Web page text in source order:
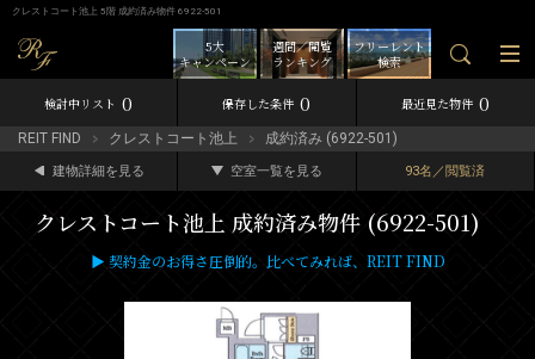
クレストコート池上 5階 成約済み物件 6922-501
フリーレント
検索
週間／閲覧
ランキング
5大
キャンペーン
検討中リスト 0 保存した条件 0 最近見た物件 0
REIT FIND クレストコート池上 成約済み (6922-501)
建物詳細を見る 空室一覧を見る 93名／閲覧済
クレストコート池上 成約済み物件 (6922-501)
▶ 契約金のお得さ圧倒的。比べてみれば、REIT FIND